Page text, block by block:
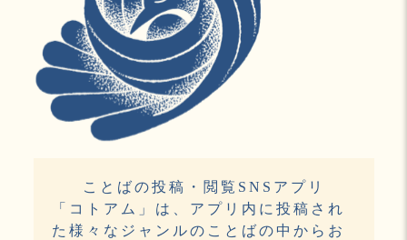
ことばの投稿・閲覧SNSアプリ
「コトアム」は、アプリ内に投稿され
た様々なジャンルのことばの中からお